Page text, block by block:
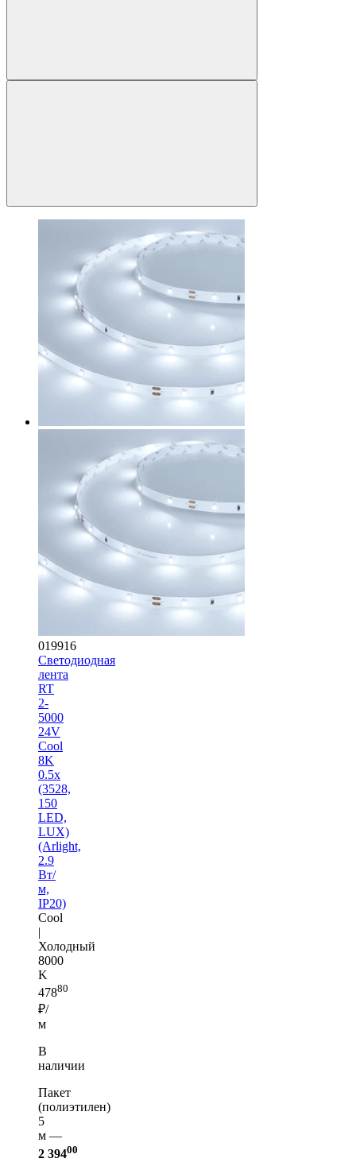
019916
Светодиодная
лента
RT
2-
5000
24V
Cool
8K
0.5x
(3528,
150
LED,
LUX)
(Arlight,
2.9
Вт/
м,
IP20)
Cool
|
Холодный
8000
K
47880
₽/
м
В
наличии
Пакет
(полиэтилен)
5
м —
2 39400